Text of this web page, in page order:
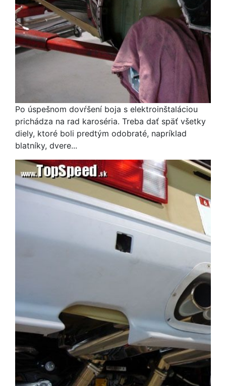
Po úspešnom dovŕšení boja s elektroinštaláciou
prichádza na rad karoséria. Treba dať späť všetky
diely, ktoré boli predtým odobraté, napríklad
blatníky, dvere...